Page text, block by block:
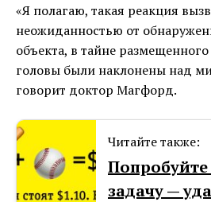
«Я полагаю, такая реакция
неожиданностью от
объекта, в тайне
головы были наклонены над
говорит доктор Магфорд.
Читайте также:
задачу —